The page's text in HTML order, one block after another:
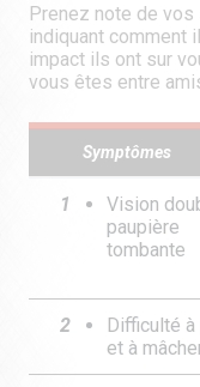
Prenez note de
indiquant comment
impact ils ont sur
vous êtes entre
Symptômes
1
Vision
paupière
tombante
2
Difficulté
et à